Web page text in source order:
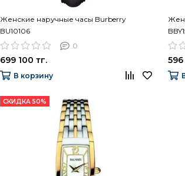
Женские наручные часы Burberry
BU10106
0
699 100 тг.
В корзину
СКИДКА 50%